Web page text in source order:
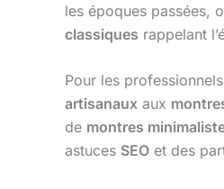
les époques passées,
classiques rappelant
Pour les
artisanaux aux
de montres
astuces SEO et des